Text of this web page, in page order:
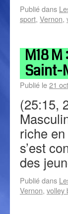
Publié dans
sport, Vernon,
M18
Saint-
Publié le21
(25:15,
riche
s’est
des
Publié dans
Vernon, volley